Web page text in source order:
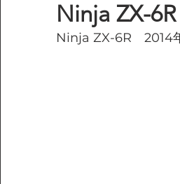
Ninja ZX-
Ninja ZX-6R　2014